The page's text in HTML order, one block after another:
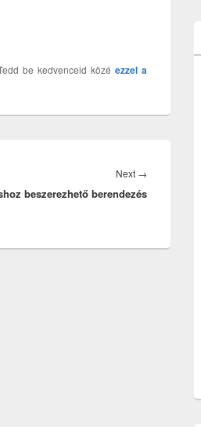
be kedvenceid közé ezzel a
Next →
post:
beszerezhető berendezés